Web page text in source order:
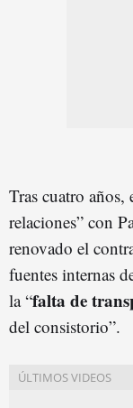
Tras cuatro años,
relaciones” con
renovado el
fuentes internas
la “falta de
del consistorio”.